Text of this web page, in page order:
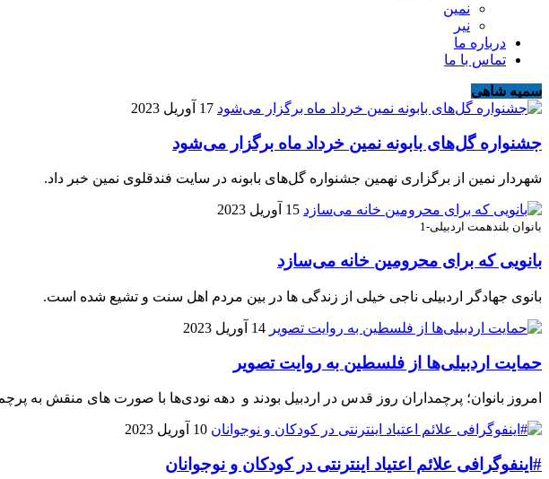
نمین
نیر
درباره ما
تماس با ما
سمیه شاهی
17 آوریل 2023
جشنواره گل‌های بابونه نمین خرداد ماه برگزار می‌شود
شهردار نمین از برگزاری نهمین جشنواره گل‌های بابونه در سایت فندقلوی نمین خبر داد.
15 آوریل 2023
بانوان بلندهمت اردبیلی-1
بانویی که برای محرومین خانه می‌سازد
بانوی جهادگر اردبیلی ناجی خیلی از زندگی ها در بین مردم اهل سنت و تشیع شده است.
14 آوریل 2023
حمایت اردبیلی‌ها از فلسطین به روایت تصویر
امروز بانوان؛ پرچمداران روز قدس در اردبیل بودند و دهه نودی‌ها با صورت های منقش به
10 آوریل 2023
#اینفوگرافی علائم اعتیاد اینترنتی در کودکان و نوجوانان